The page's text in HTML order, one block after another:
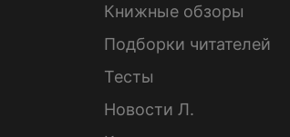
Книжные обзоры
Подборки читателей
Тесты
Новости Л.